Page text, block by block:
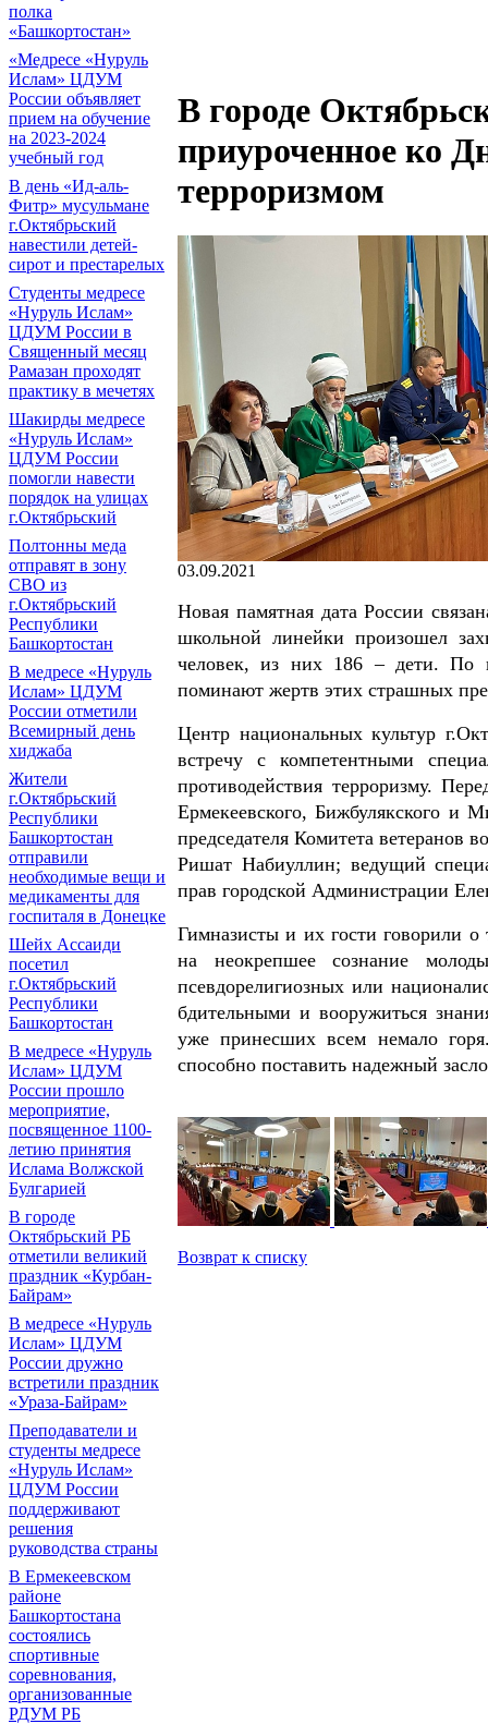
полка
«Башкортостан»
«Медресе «Нуруль
Ислам» ЦДУМ
России объявляет
прием на обучение
на 2023-2024
учебный год
В день «Ид-аль-
Фитр» мусульмане
г.Октябрьский
навестили детей-
сирот и престарелых
Cтуденты медресе
«Нуруль Ислам»
ЦДУМ России в
Священный месяц
Рамазан проходят
практику в мечетях
Шакирды медресе
«Нуруль Ислам»
ЦДУМ России
помогли навести
порядок на улицах
г.Октябрьский
Полтонны меда
отправят в зону
СВО из
г.Октябрьский
Республики
Башкортостан
В медресе «Нуруль
Ислам» ЦДУМ
России отметили
Всемирный день
хиджаба
Жители
г.Октябрьский
Республики
Башкортостан
отправили
необходимые вещи и
медикаменты для
госпиталя в Донецке
Шейх Ассаиди
посетил
г.Октябрьский
Республики
Башкортостан
В медресе «Нуруль
Ислам» ЦДУМ
России прошло
мероприятие,
посвященное 1100-
летию принятия
Ислама Волжской
Булгарией
В городе
Октябрьский РБ
отметили великий
праздник «Курбан-
Байрам»
В медресе «Нуруль
Ислам» ЦДУМ
России дружно
встретили праздник
«Ураза-Байрам»
Преподаватели и
студенты медресе
«Нуруль Ислам»
ЦДУМ России
поддерживают
решения
руководства страны
В Ермекеевском
районе
Башкортостана
состоялись
спортивные
соревнования,
организованные
РДУМ РБ
В городе
приуроченное ко
терроризмом
03.09.2021
Новая памятная дата России
школьной линейки произошел
человек, из них 186 – дети. По
поминают жертв этих страшных
Центр национальных культур
встречу с компетентными
противодействия терроризму.
Ермекеевского, Бижбулякского и
председателя Комитета
Ришат Набиуллин; ведущий
прав городской Администрации
Гимназисты и их гости говорили о
на неокрепшее сознание
псевдорелигиозных или
бдительными и вооружиться
уже принесших всем немало
способно поставить надежный
Возврат к списку